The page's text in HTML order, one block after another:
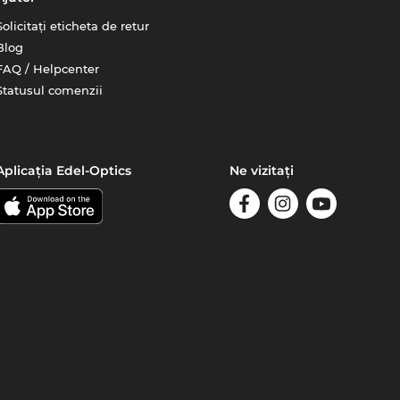
eticheta de retur
/ Helpcenter
comenzii
Edel-Optics Ne vizitați